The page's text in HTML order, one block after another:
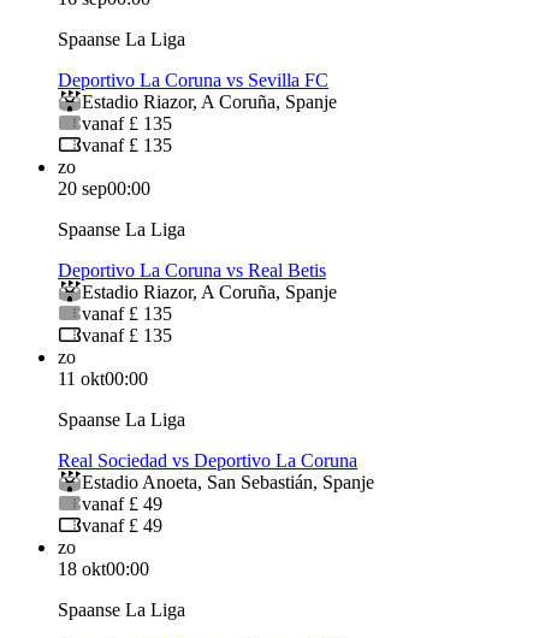
Spaanse La Liga
Deportivo La Coruna vs Sevilla FC
Estadio Riazor, A Coruña, Spanje
vanaf £ 135
vanaf £ 135
zo
20 sep00:00
Spaanse La Liga
Deportivo La Coruna vs Real Betis
Estadio Riazor, A Coruña, Spanje
vanaf £ 135
vanaf £ 135
zo
11 okt00:00
Spaanse La Liga
Real Sociedad vs Deportivo La Coruna
Estadio Anoeta, San Sebastián, Spanje
vanaf £ 49
vanaf £ 49
zo
18 okt00:00
Spaanse La Liga